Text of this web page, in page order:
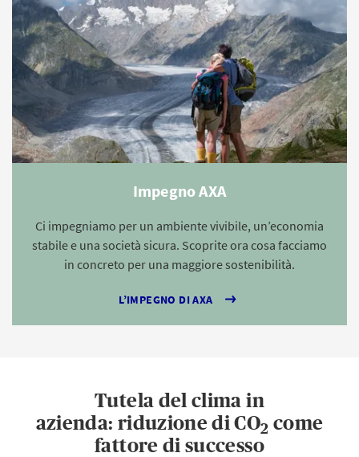
Impegno AXA
Ci impegniamo per un ambiente vivibile, un’economia
stabile e una società sicura. Scoprite ora cosa facciamo
in concreto per una maggiore sostenibilità.
L’IMPEGNO DI AXA
Tutela del clima in
azienda: riduzione di CO2 come
fattore di successo